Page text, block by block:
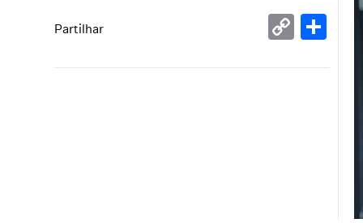
Partilhar
Copy